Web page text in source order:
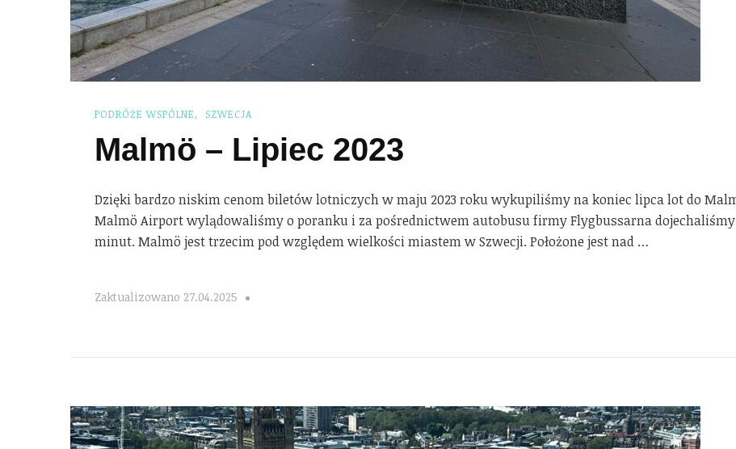
PODRÓŻE WSPÓLNE SZWECJA
Malmö – Lipiec 2023
Dzięki bardzo niskim cenom biletów lotniczych w maju 2023 roku wykupiliśmy na koniec lipca lot do
Malmö Airport wylądowaliśmy o poranku i za pośrednictwem autobusu firmy Flygbussarna dojechaliśmy
minut. Malmö jest trzecim pod względem wielkości miastem w Szwecji. Położone jest nad …
Zaktualizowano 27.04.2025